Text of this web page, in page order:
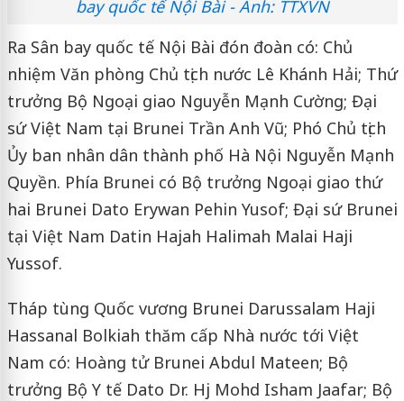
bay quốc tế Nội Bài - Ảnh: TTXVN
Ra Sân bay quốc tế Nội Bài đón đoàn có: Chủ
nhiệm Văn phòng Chủ tịch nước Lê Khánh Hải; Thứ
trưởng Bộ Ngoại giao Nguyễn Mạnh Cường; Đại
sứ Việt Nam tại Brunei Trần Anh Vũ; Phó Chủ tịch
Ủy ban nhân dân thành phố Hà Nội Nguyễn Mạnh
Quyền. Phía Brunei có Bộ trưởng Ngoại giao thứ
hai Brunei Dato Erywan Pehin Yusof; Đại sứ Brunei
tại Việt Nam Datin Hajah Halimah Malai Haji
Yussof.
Tháp tùng Quốc vương Brunei Darussalam Haji
Hassanal Bolkiah thăm cấp Nhà nước tới Việt
Nam có: Hoàng tử Brunei Abdul Mateen; Bộ
trưởng Bộ Y tế Dato Dr. Hj Mohd Isham Jaafar; Bộ